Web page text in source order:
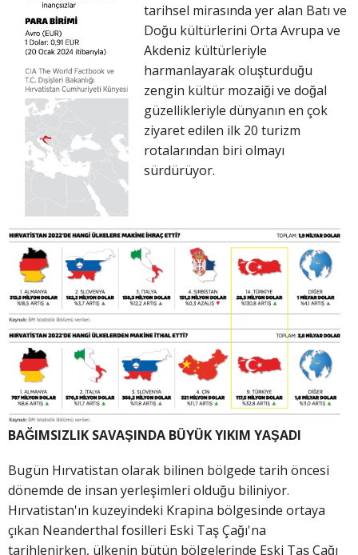
tarihsel mirasında yer alan Batı ve
Doğu kültürlerini Orta Avrupa ve
Akdeniz kültürleriyle
harmanlayarak oluşturduğu
zengin kültür mozaiği ve doğal
güzellikleriyle dünyanın en çok
ziyaret edilen ilk 20 turizm
rotalarından biri olmayı
sürdürüyor.
BAĞIMSIZLIK SAVAŞINDA BÜYÜK YIKIM YAŞADI
Bugün Hırvatistan olarak bilinen bölgede tarih öncesi
dönemde de insan yerleşimleri olduğu biliniyor.
Hırvatistan'ın kuzeyindeki Krapina bölgesinde ortaya
çıkan Neanderthal fosilleri Eski Taş Çağı'na
tarihlenirken, ülkenin bütün bölgelerinde Eski Taş Çağı